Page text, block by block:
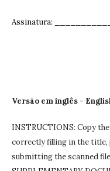
Assinatura:
Versão em inglês -
INSTRUCTIONS: Copy
correctly filling in the title,
submitting the scanned